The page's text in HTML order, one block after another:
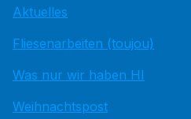
Aktuelles
Fliesenarbeiten (toujou)
Was nur wir haben HI
Weihnachtspost